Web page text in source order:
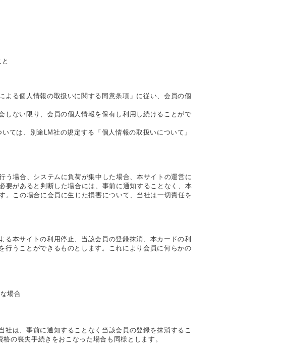
る個人情報の取扱いに関する同意条項」に従い、会員の個
ない限り、会員の個人情報を保有し利用し続けることがで
ては、別途LM社の規定する「個人情報の取扱いについて」
場合、システムに負荷が集中した場合、本サイトの運営に
要があると判断した場合には、事前に通知することなく、本
この場合に会員に生じた損害について、当社は一切責任を
本サイトの利用停止、当該会員の登録抹消、本カードの利
うことができるものとします。これにより会員に何らかの
場合
は、事前に通知することなく当該会員の登録を抹消するこ
の喪失手続きをおこなった場合も同様とします。